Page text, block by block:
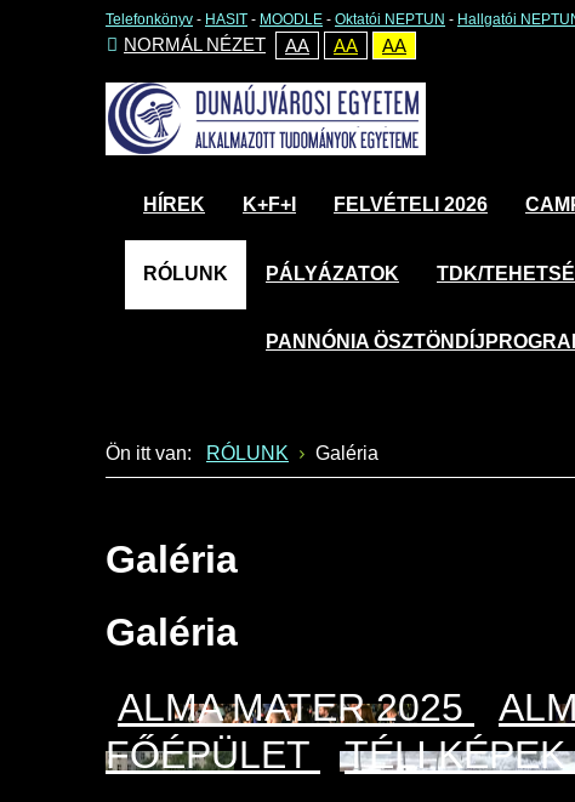
Telefonkönyv - HASIT - MOODLE - Oktatói NEPTUN - Hallgatói
NORMÁL NÉZET AA AA AA
HÍREK K+F+I FELVÉTELI 2026
RÓLUNK PÁLYÁZATOK TDK/
PANNÓNIA
Ön itt van: RÓLUNK Galéria
Galéria
Galéria
ALMA MATER 2025
FŐÉPÜLET
TÉLI KÉPEK